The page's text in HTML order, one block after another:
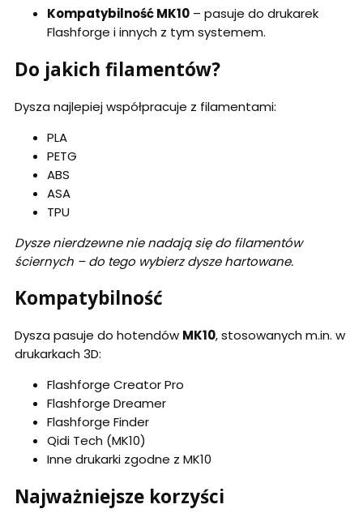
Kompatybilność MK10 – pasuje do drukarek
Flashforge i innych z tym systemem.
Do jakich filamentów?
Dysza najlepiej współpracuje z filamentami:
PLA
PETG
ABS
ASA
TPU
Dysze nierdzewne nie nadają się do filamentów
ściernych – do tego wybierz dysze hartowane.
Kompatybilność
Dysza pasuje do hotendów MK10, stosowanych m.in. w
drukarkach 3D:
Flashforge Creator Pro
Flashforge Dreamer
Flashforge Finder
Qidi Tech (MK10)
Inne drukarki zgodne z MK10
Najważniejsze korzyści